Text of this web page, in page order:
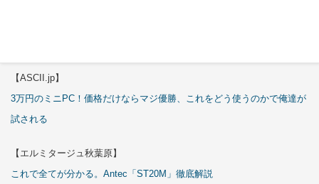
【ASCII.jp】
3万円のミニPC！価格だけならマジ優勝、これをどう使うのかで俺達が
試される
【エルミタージュ秋葉原】
これで全てが分かる。Antec「ST20M」徹底解説